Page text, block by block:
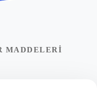
MADDELERI